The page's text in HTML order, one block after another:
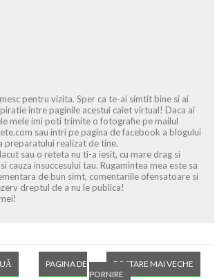
pentru vizita. Sper ca te-ai simtit bine si ai
intre paginile acestui caiet virtual! Daca ai
mele imi poti trimite o fotografie pe mailul
sau intri pe pagina de facebook a blogului
preparatului realizat de tine.
sau o reteta nu ti-a iesit, cu mare drag si
cauza insuccesului tau. Rugamintea mea este sa
de bun simt, comentariile ofensatoare si
dreptul de a nu le publica!
POSTARE MAI VECHE
PAGINA DE
PORNIRE